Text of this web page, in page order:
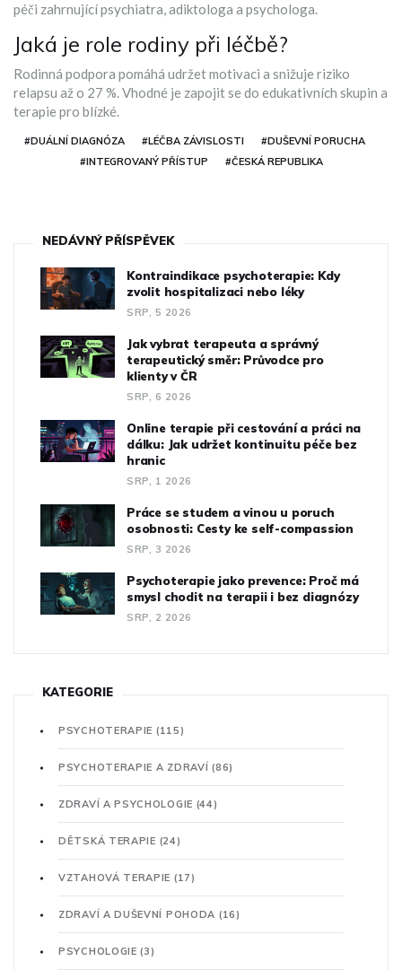
péči zahrnující psychiatra, adiktologa a psychologa.
Jaká je role rodiny při léčbě?
Rodinná podpora pomáhá udržet motivaci a snižuje riziko
relapsu až o 27 %. Vhodné je zapojit se do edukativních skupin a
terapie pro blízké.
#DUÁLNÍ DIAGNÓZA #LÉČBA ZÁVISLOSTI
#DUŠEVNÍ PORUCHA
#INTEGROVANÝ PŘÍSTUP
#ČESKÁ REPUBLIKA
NEDÁVNÝ PŘÍSPĚVEK
Kontraindikace psychoterapie: Kdy
zvolit hospitalizaci nebo léky
SRP, 5 2026
Jak vybrat terapeuta a správný
terapeutický směr: Průvodce pro
klienty v ČR
SRP, 6 2026
Online terapie při cestování a práci na
dálku: Jak udržet kontinuitu péče bez
hranic
SRP, 1 2026
Práce se studem a vinou u poruch
osobnosti: Cesty ke self-compassion
SRP, 3 2026
Psychoterapie jako prevence: Proč má
smysl chodit na terapii i bez diagnózy
SRP, 2 2026
KATEGORIE
PSYCHOTERAPIE (115)
PSYCHOTERAPIE A ZDRAVÍ(86)
ZDRAVÍ A PSYCHOLOGIE (44)
DĚTSKÁ TERAPIE (24)
VZTAHOVÁ TERAPIE (17)
ZDRAVÍ A DUŠEVNÍ POHODA (16)
PSYCHOLOGIE(3)